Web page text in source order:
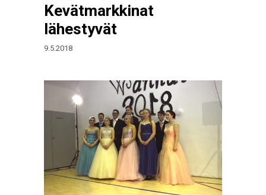
Kevätmarkkinat
lähestyvät
9.5.2018